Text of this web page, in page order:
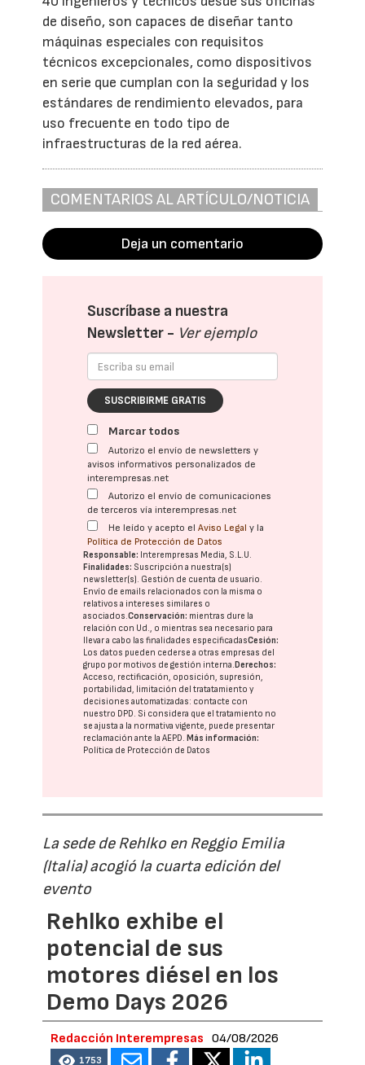
de diseño, son capaces de diseñar tanto
máquinas especiales con requisitos
técnicos excepcionales, como dispositivos
en serie que cumplan con la seguridad y los
estándares de rendimiento elevados, para
uso frecuente en todo tipo de
infraestructuras de la red aérea.
COMENTARIOS AL ARTÍCULO/NOTICIA
Deja un comentario
Suscríbase a nuestra
Newsletter - Ver ejemplo
SUSCRIBIRME GRATIS
Marcar todos
Autorizo el envío de newsletters y
avisos informativos personalizados de
interempresas.net
Autorizo el envío de comunicaciones
de terceros vía interempresas.net
He leído y acepto elAviso Legal y la
Política de Protección de Datos
Responsable: Interempresas Media, S.L.U.
Finalidades: Suscripción a nuestra(s)
newsletter(s). Gestión de cuenta de usuario.
Envío de emails relacionados con la misma o
relativos a intereses similares o
asociados.Conservación: mientras dure la
relación con Ud., o mientras sea necesario para
llevar a cabo las finalidades especificadasCesión:
Los datos pueden cederse a otras empresas del
grupo por motivos de gestión interna. Derechos:
Acceso, rectificación, oposición, supresión,
portabilidad, limitación del tratatamiento y
decisiones automatizadas: contacte con
nuestro DPD. Si considera que el tratamiento no
se ajusta a la normativa vigente, puede presentar
reclamación ante laAEPD. Más información:
Política de Protección de Datos
La sede de Rehlko en Reggio Emilia
(Italia) acogió la cuarta edición del
evento
Rehlko exhibe el
potencial de sus
motores diésel en los
Demo Days 2026
Redacción Interempresas 04/08/2026
1753